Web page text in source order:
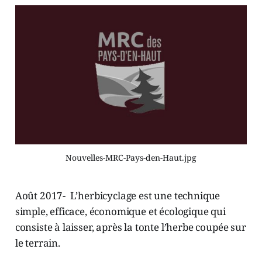
Nouvelles-MRC-Pays-den-Haut.jpg
Août 2017- L’herbicyclage est une technique
simple, efficace, économique et écologique qui
consiste à laisser, après la tonte l’herbe coupée sur
le terrain.